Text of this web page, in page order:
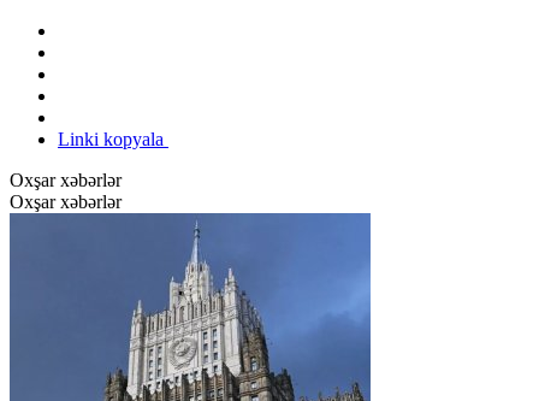
Linki kopyala
Oxşar xəbərlər
Oxşar xəbərlər